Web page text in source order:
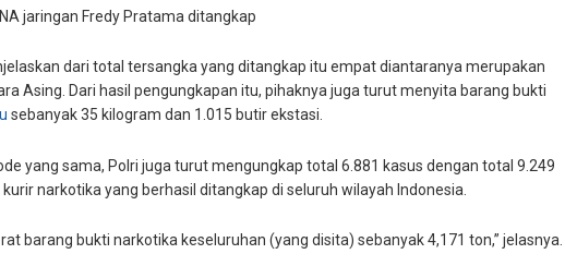
jaringan Fredy Pratama ditangkap
dari total tersangka yang ditangkap itu empat diantaranya merupakan
Asing. Dari hasil pengungkapan itu, pihaknya juga turut menyita barang bukti
sebanyak 35 kilogram dan 1.015 butir ekstasi.
yang sama, Polri juga turut mengungkap total 6.881 kasus dengan total 9.249
kurir narkotika yang berhasil ditangkap di seluruh wilayah Indonesia.
barang bukti narkotika keseluruhan (yang disita) sebanyak 4,171 ton,” jelasnya.